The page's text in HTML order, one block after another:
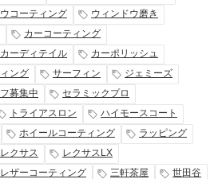
コーティング
ウィンドウ磨き
カーコーティング
カーディテイル
カーポリッシュ
ング サーフィン
ジェミーズ
募集中
セラミックプロ
トライアスロン
ハイモースコート
ホイールコーティング
ラッピング
レクサス
レクサスLX
レザーコーティング 三軒茶屋
世田谷